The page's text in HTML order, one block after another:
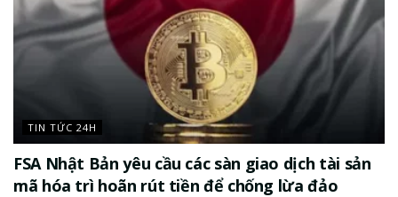
TIN TỨC 24H
FSA Nhật Bản yêu cầu các sàn giao dịch tài sản
mã hóa trì hoãn rút tiền để chống lừa đảo